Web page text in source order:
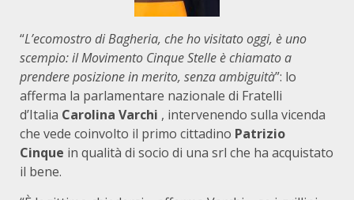
“L’ecomostro di Bagheria, che ho visitato oggi, è uno
scempio: il Movimento Cinque Stelle è chiamato a
prendere posizione in merito, senza ambiguità”: lo
afferma la parlamentare nazionale di Fratelli
d’Italia Carolina Varchi , intervenendo sulla vicenda
che vede coinvolto il primo cittadino Patrizio
Cinque in qualità di socio di una srl che ha acquistato
il bene.